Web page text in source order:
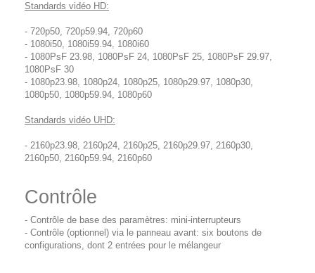
Standards vidéo HD:
- 720p50, 720p59.94, 720p60
- 1080i50, 1080i59.94, 1080i60
- 1080PsF 23.98, 1080PsF 24, 1080PsF 25, 1080PsF 29.97,
1080PsF 30
- 1080p23.98, 1080p24, 1080p25, 1080p29.97, 1080p30,
1080p50, 1080p59.94, 1080p60
Standards vidéo UHD:
- 2160p23.98, 2160p24, 2160p25, 2160p29.97, 2160p30,
2160p50, 2160p59.94, 2160p60
Contrôle
- Contrôle de base des paramètres: mini-interrupteurs
- Contrôle (optionnel) via le panneau avant: six boutons de
configurations, dont 2 entrées pour le mélangeur